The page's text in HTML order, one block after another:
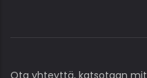
Ota yhteyttä, katsotaan